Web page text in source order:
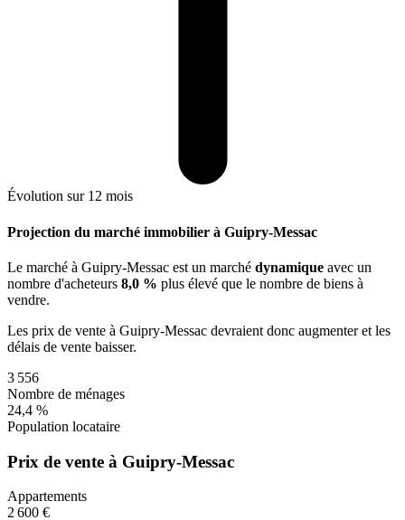
Évolution sur 12 mois
Projection du marché immobilier à Guipry-Messac
Le marché à Guipry-Messac est un marché dynamique avec un
nombre d'acheteurs 8,0 % plus élevé que le nombre de biens à
vendre.
Les prix de vente à Guipry-Messac devraient donc augmenteret les
délais de vente baisser.
3 556
Nombre de ménages
24,4 %
Population locataire
Prix de vente à Guipry-Messac
Appartements
2 600 €